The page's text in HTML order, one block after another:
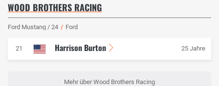
WOOD BROTHERS RACING
Ford Mustang / 24 / Ford
21 Harrison Burton 25 Jahre
Mehr über Wood Brothers Racing